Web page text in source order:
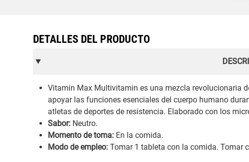
DETALLES DEL PRODUCTO
Vitamin Max Multivitamin es una mezcla revolucionaria
apoyar las funciones esenciales del cuerpo humano
atletas de deportes de resistencia. Elaborado con los
Sabor: Neutro.
Momento de toma: En la comida.
Modo de empleo: Tomar 1 tableta con la comida. Tomar